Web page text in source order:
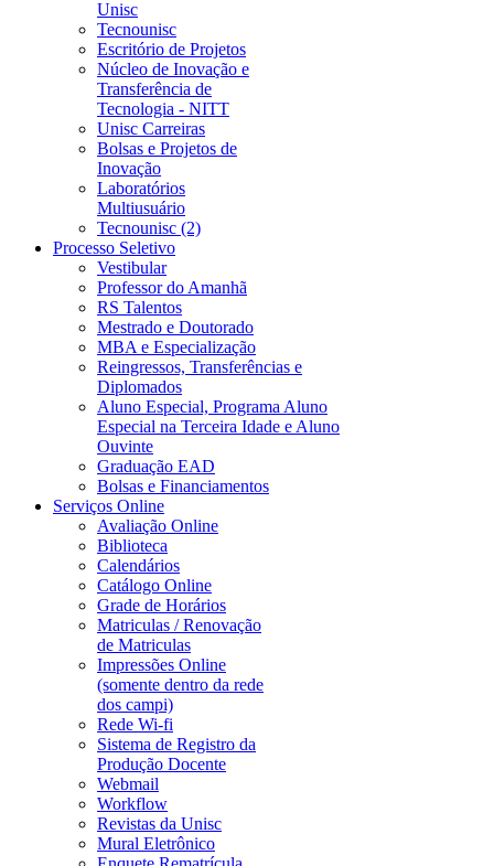
Unisc
Tecnounisc
Escritório de Projetos
Núcleo de Inovação e
Transferência de
Tecnologia - NITT
Unisc Carreiras
Bolsas e Projetos de
Inovação
Laboratórios
Multiusuário
Tecnounisc (2)
Processo Seletivo
Vestibular
Professor do Amanhã
RS Talentos
Mestrado e Doutorado
MBA e Especialização
Reingressos, Transferências e
Diplomados
Aluno Especial, Programa Aluno
Especial na Terceira Idade e Aluno
Ouvinte
Graduação EAD
Bolsas e Financiamentos
Serviços Online
Avaliação Online
Biblioteca
Calendários
Catálogo Online
Grade de Horários
Matriculas / Renovação
de Matriculas
Impressões Online
(somente dentro da rede
dos campi)
Rede Wi-fi
Sistema de Registro da
Produção Docente
Webmail
Workflow
Revistas da Unisc
Mural Eletrônico